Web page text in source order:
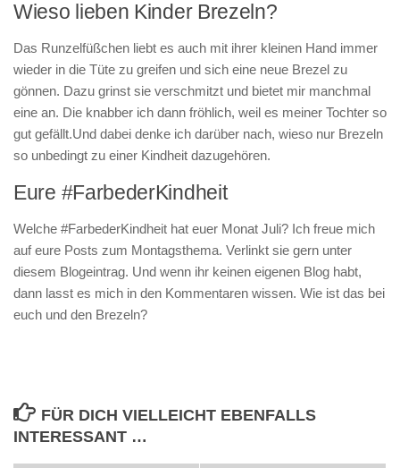
Wieso lieben Kinder Brezeln?
Das Runzelfüßchen liebt es auch mit ihrer kleinen Hand immer
wieder in die Tüte zu greifen und sich eine neue Brezel zu
gönnen. Dazu grinst sie verschmitzt und bietet mir manchmal
eine an. Die knabber ich dann fröhlich, weil es meiner Tochter so
gut gefällt.Und dabei denke ich darüber nach, wieso nur Brezeln
so unbedingt zu einer Kindheit dazugehören.
Eure #FarbederKindheit
Welche #FarbederKindheit hat euer Monat Juli? Ich freue mich
auf eure Posts zum Montagsthema. Verlinkt sie gern unter
diesem Blogeintrag. Und wenn ihr keinen eigenen Blog habt,
dann lasst es mich in den Kommentaren wissen. Wie ist das bei
euch und den Brezeln?
FÜR DICH VIELLEICHT EBENFALLS
INTERESSANT …